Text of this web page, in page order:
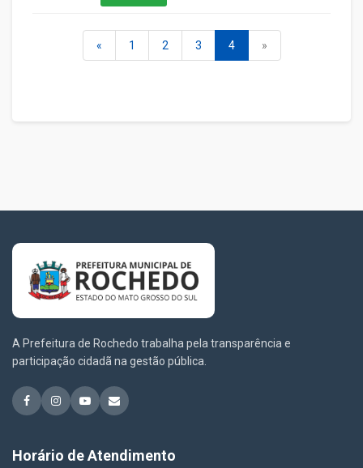
« 1 2 3 4 »
A Prefeitura de Rochedo trabalha pela transparência e
participação cidadã na gestão pública.
Horário de Atendimento